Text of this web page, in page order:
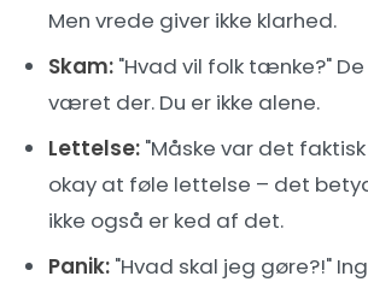
Men vrede giver ikke klarhed.
Skam: "Hvad vil folk tænke?"
været der. Du er ikke alene.
Lettelse: "Måske var det
okay at føle lettelse – det
ikke også er ked af det.
Panik: "Hvad skal jeg gøre?!"